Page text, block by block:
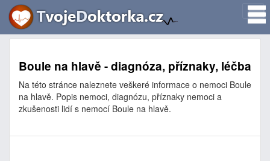
Boule na hlavě - diagnóza, příznaky, léčba
Na této stránce naleznete veškeré informace o nemoci Boule
na hlavě. Popis nemoci, diagnózu, příznaky nemoci a
zkušenosti lidí s nemocí Boule na hlavě.